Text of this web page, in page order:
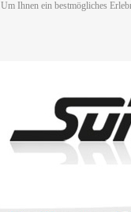
Um Ihnen ein bestmögliches